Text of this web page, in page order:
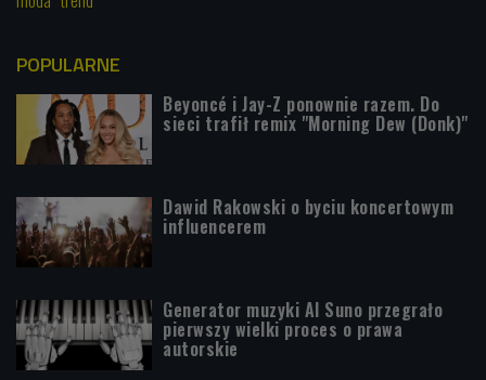
POPULARNE
Beyoncé i Jay-Z ponownie razem. Do
sieci trafił remix "Morning Dew (Donk)"
Dawid Rakowski o byciu koncertowym
influencerem
Generator muzyki AI Suno przegrało
pierwszy wielki proces o prawa
autorskie